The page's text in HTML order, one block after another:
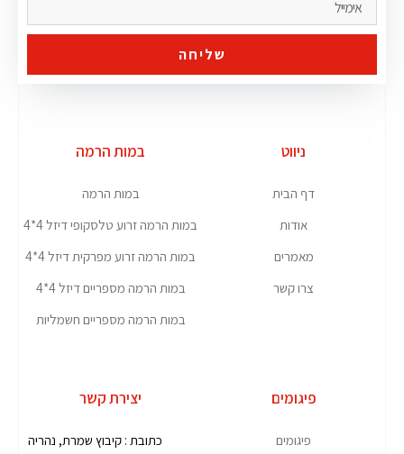
שליחה
ניווט
דף הבית
אודות
מאמרים
צרו קשר
במות הרמה
במות הרמה
במות הרמה זרוע טלסקופי דיזל 4*4
במות הרמה זרוע מפרקית דיזל 4*4
במות הרמה מספריים דיזל 4*4
במות הרמה מספריים חשמליות
פיגומים
פיגומים
יצירת קשר
כתובת : קיבוץ שמרת, נהריה